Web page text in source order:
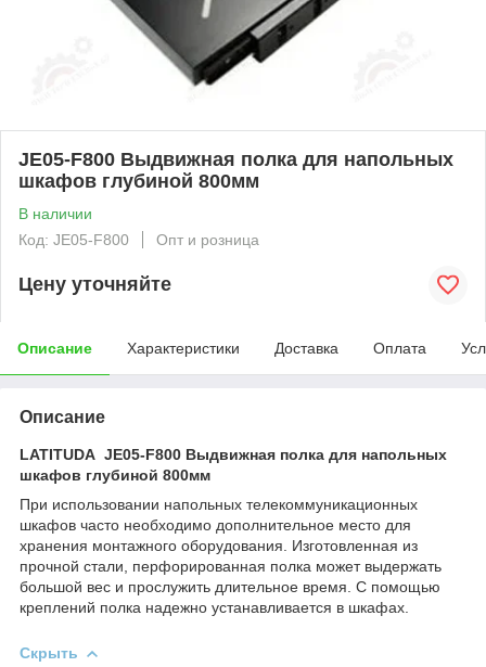
JE05-F800 Выдвижная полка для напольных
шкафов глубиной 800мм
В наличии
Код: JE05-F800
Опт и розница
Цену уточняйте
Описание Характеристики Доставка Оплата
Описание
LATITUDA JE05-F800 Выдвижная полка для напольных
шкафов глубиной 800мм
При использовании напольных телекоммуникационных
шкафов часто необходимо дополнительное место для
хранения монтажного оборудования. Изготовленная из
прочной стали, перфорированная полка может выдержать
большой вес и прослужить длительное время. С помощью
креплений полка надежно устанавливается в шкафах.
Скрыть